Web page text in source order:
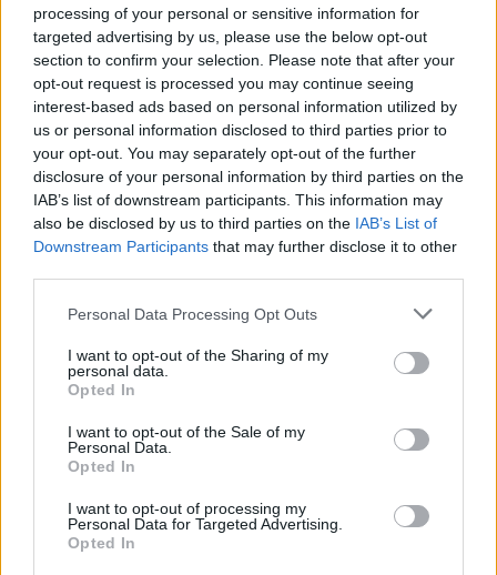
processing of your personal or sensitive information for
targeted advertising by us, please use the below opt-out
section to confirm your selection. Please note that after your
opt-out request is processed you may continue seeing
interest-based ads based on personal information utilized by
us or personal information disclosed to third parties prior to
your opt-out. You may separately opt-out of the further
disclosure of your personal information by third parties on the
IAB’s list of downstream participants. This information may
also be disclosed by us to third parties on the IAB’s List of
Downstream Participants that may further disclose it to other
Please note that this website/app uses one or more Google
not limited to your visit or usage behaviour. You may click to
grant or deny consent to Google and its third-party tags to
use your data for below specified purposes in below Google
consent section.
Personal Data Processing Opt Outs
I want to opt-out of the Sharing of my
personal data.
Opted In
I want to opt-out of the Sale of my
Personal Data.
Opted In
I want to opt-out of processing my
Personal Data for Targeted Advertising.
Opted In
Ricevi le nostre ultime news
daGoogle News
Condividi l'articolo
F
a
ce
b
o
o
k
T
w
it
te
r
Pi
n
te
re
W
h
at
s
p
S
h
a
re
Articolo precedente
Prossimo articolo
NOTIZIE RECENTI
Sangue, musica e solidarietà con Avis Olbia al
Delta Center